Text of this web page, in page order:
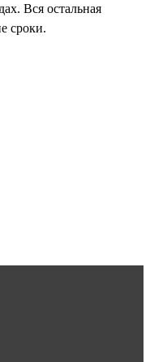
Вся остальная
сроки.